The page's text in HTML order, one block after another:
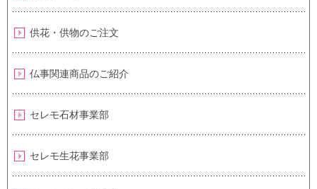
供花・供物のご注文
仏事関連商品のご紹介
セレモ石材事業部
セレモ生花事業部